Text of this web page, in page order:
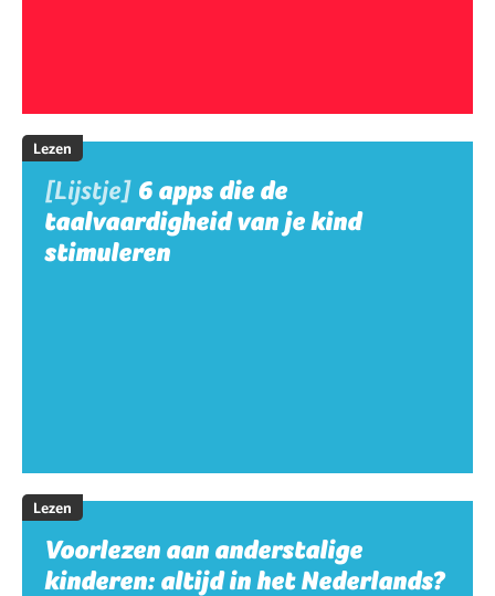
Lezen
[Lijstje] 6 apps die de
taalvaardigheid van je kind
stimuleren
Lezen
Voorlezen aan anderstalige
kinderen: altijd in het Nederlands?